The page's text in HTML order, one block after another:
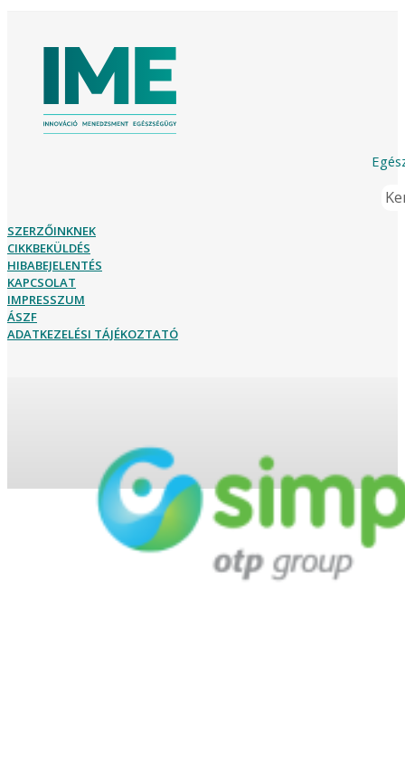
SZERZŐINKNEK
CIKKBEKÜLDÉS
HIBABEJELENTÉS
KAPCSOLAT
IMPRESSZUM
ÁSZF
ADATKEZELÉSI TÁJÉKOZTATÓ